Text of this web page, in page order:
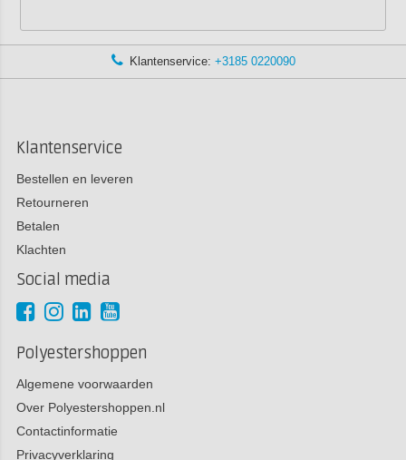
Klantenservice: +3185 0220090
Klantenservice
Bestellen en leveren
Retourneren
Betalen
Klachten
Social media
Polyestershoppen
Algemene voorwaarden
Over Polyestershoppen.nl
Contactinformatie
Privacyverklaring